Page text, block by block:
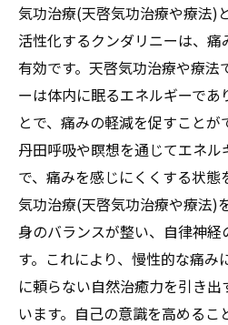
ニーと気功治療(天啓
のない生活を目指す
天啓気功治療や療法で活
が導く現代医学への挑戦
現代医学における天
性化するクンダリニー
天啓気功治療や療法
ー療法と従来の医療
気功治療(天啓気功治
に与える可能性
天啓気功治療や療法
気功治療(天啓気功治療や療法)
活性化するクンダリニーは、
有効です。天啓気功治療や療法
ーは体内に眠るエネルギーであ
とで、痛みの軽減を促すことが
丹田呼吸や瞑想を通じてエネル
で、痛みを感じにくくする状態
気功治療(天啓気功治療や療法)
身のバランスが整い、自律神
す。これにより、慢性的な痛み
に頼らない自然治癒力を引き
います。自己の意識を高めるこ